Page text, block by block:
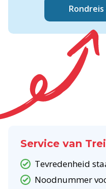
Service van
Tevredenheid
Noodnummer